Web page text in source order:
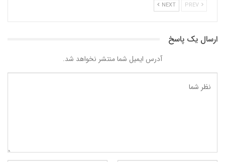
NEXT
ارسال یک پاسخ
آدرس ایمیل شما منتشر نخواهد شد.